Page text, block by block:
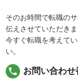
そのお時間で転職の
伝えさせていただきま
今すぐ転職を考えて
い。
local_phone お問い合わせ